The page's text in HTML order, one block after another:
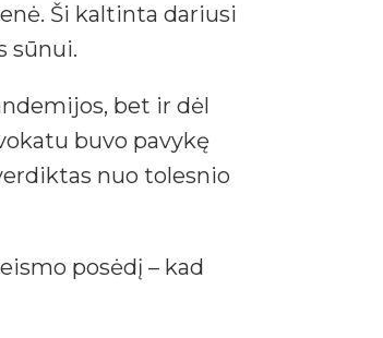
Ši kaltinta dariusi
sūnui.
bet ir dėl
buvo pavykę
nuo tolesnio
posėdį – kad